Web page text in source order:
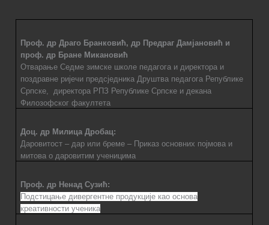
Проф. др Драго Бранковић, др Предраг Дамјановић и
проф. др Бране Микановић
Отварање Седмезимске школе педагога и директора и
поздравне ријечи предсједникаДруштва педагога Републике
Српске,
директора РПЗ Републике Српске и декана
Филозофског факултета
Доц. др Милица Дробац:
Даровитост – дар или бреме – Приказ основних појмова и
митова о даровитим ученицима
Проф. др Ненад Сузић:
Подстицање дивергентне продукције као основа
креативности ученика